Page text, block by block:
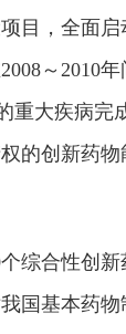
目，全面
～2010
重大疾病完
的创新药
合性创新
国基本药